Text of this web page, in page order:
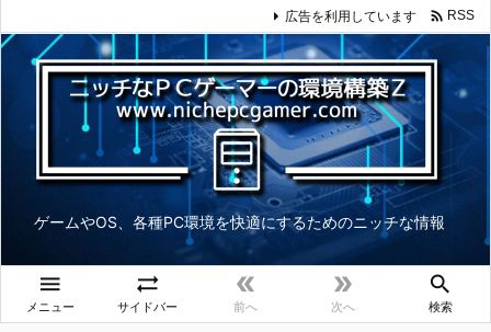
ゲームやOS、各種PC環境を快適にするためのニッチな情報

メニュー

サイドバー

前へ

次へ

検索
広告を利用しています  RSS